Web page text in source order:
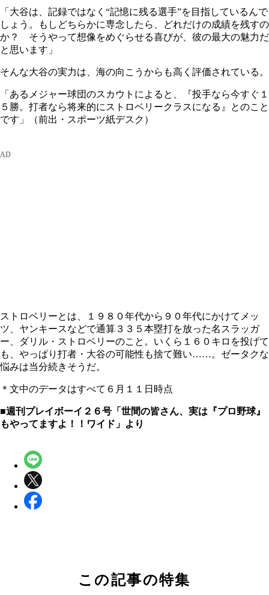
「大谷は、記録ではなく“記憶に残る選手”を目指しているんで
しょう。もしどちらかに専念したら、どれだけの成績を残すの
か？ そうやって想像をめぐらせる喜びが、彼の最大の魅力だ
と思います」
そんな大谷の実力は、海の向こうからも高く評価されている。
「あるメジャー球団のスカウトによると、『投手なら今すぐ１
５勝。打者なら将来的にストロベリークラスになる』とのこと
です」（前出・スポーツ紙デスク）
ストロベリーとは、１９８０年代から９０年代にかけてメッ
ツ、ヤンキースなどで通算３３５本塁打を放った名スラッガ
ー、ダリル・ストロベリーのこと。いくら１６０キロを投げて
も、やっぱり打者・大谷の可能性も捨て難い……。ゼータクな
悩みは当分続きそうだ。
＊文中のデータはすべて６月１１日時点
■週刊プレイボーイ２６号「世間の皆さん、実は『プロ野球』
もやってますよ！！ワイド」より
この記事の特集